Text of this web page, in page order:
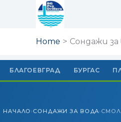
Home Сондажи за
БЛАГОЕВГРАД БУРГАС
НАЧАЛО › СОНДАЖИ ЗА ВОДА›